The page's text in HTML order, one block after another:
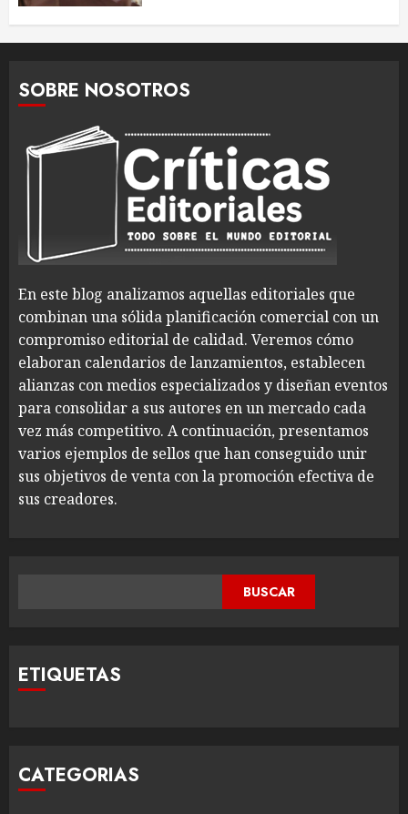
SOBRE NOSOTROS
En este blog analizamos aquellas editoriales que
combinan una sólida planificación comercial con un
compromiso editorial de calidad. Veremos cómo
elaboran calendarios de lanzamientos, establecen
alianzas con medios especializados y diseñan eventos
para consolidar a sus autores en un mercado cada
vez más competitivo. A continuación, presentamos
varios ejemplos de sellos que han conseguido unir
sus objetivos de venta con la promoción efectiva de
sus creadores.
BUSCAR
ETIQUETAS
CATEGORIAS